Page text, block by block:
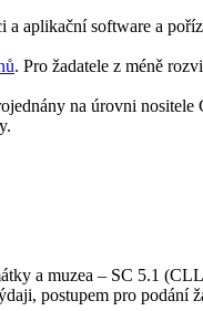
a aplikační software a
. Pro žadatele z méně
na úrovni
a muzea – SC 5.1
postupem pro podání